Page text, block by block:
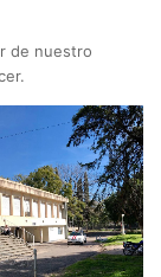
de nuestro